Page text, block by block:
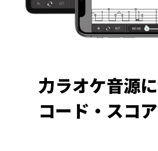
力ラオケ音源
コード・スコ